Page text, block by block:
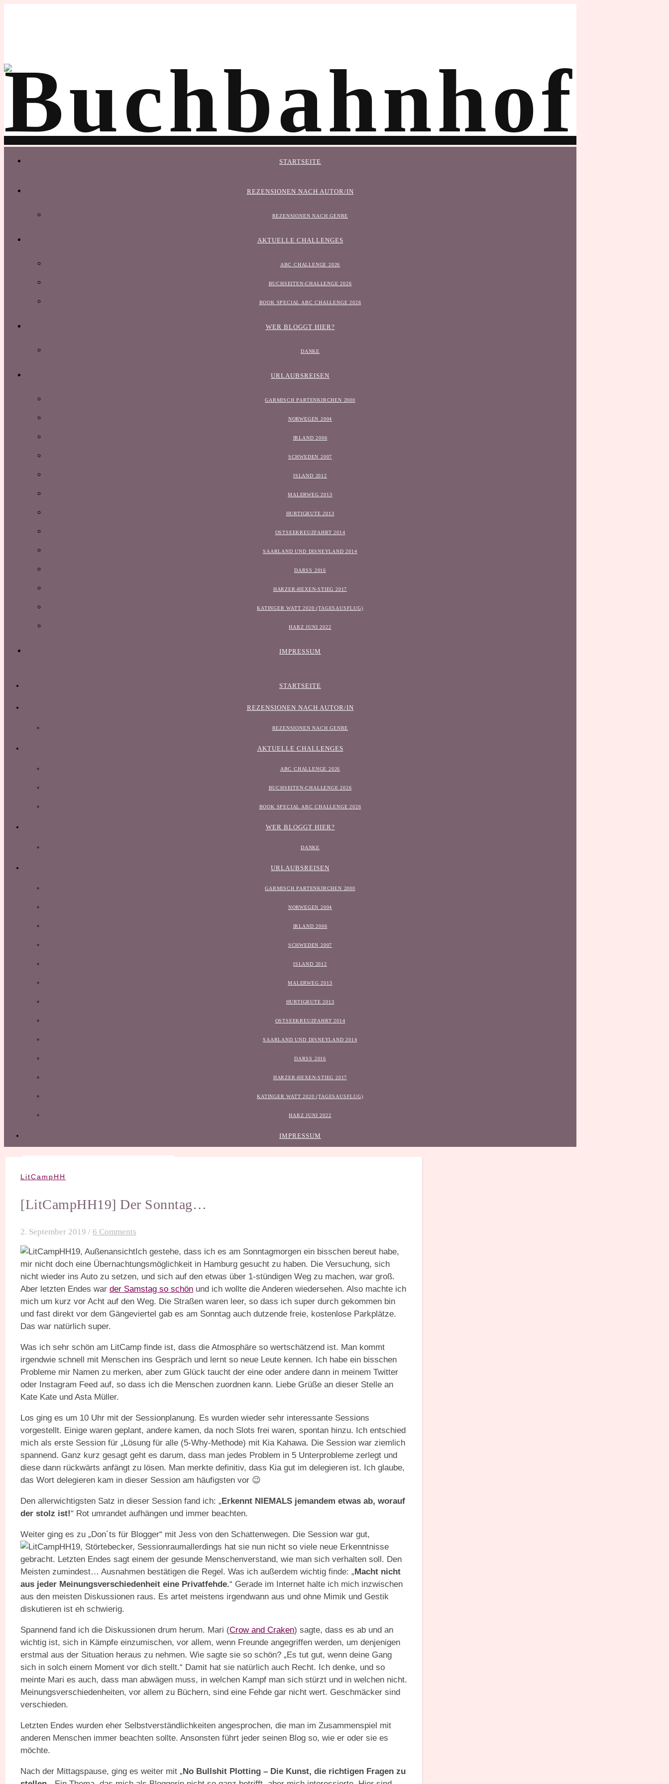
STARTSEITE
REZENSIONEN NACH AUTOR/IN
REZENSIONEN NACH GENRE
AKTUELLE CHALLENGES
ABC CHALLENGE 2026
BUCHSEITEN-CHALLENGE 2026
BOOK SPECIAL ABC CHALLENGE 2026
WER BLOGGT HIER?
DANKE
URLAUBSREISEN
GARMISCH PARTENKIRCHEN 2000
NORWEGEN 2004
IRLAND 2006
SCHWEDEN 2007
ISLAND 2012
MALERWEG 2013
HURTIGRUTE 2013
OSTSEEKREUZFAHRT 2014
SAARLAND UND DISNEYLAND 2014
DARSS 2016
HARZER-HEXEN-STIEG 2017
KATINGER WATT 2020 (TAGESAUSFLUG)
HARZ JUNI 2022
IMPRESSUM
STARTSEITE
REZENSIONEN NACH AUTOR/IN
REZENSIONEN NACH GENRE
AKTUELLE CHALLENGES
ABC CHALLENGE 2026
BUCHSEITEN-CHALLENGE 2026
BOOK SPECIAL ABC CHALLENGE 2026
WER BLOGGT HIER?
DANKE
URLAUBSREISEN
GARMISCH PARTENKIRCHEN 2000
NORWEGEN 2004
IRLAND 2006
SCHWEDEN 2007
ISLAND 2012
MALERWEG 2013
HURTIGRUTE 2013
OSTSEEKREUZFAHRT 2014
SAARLAND UND DISNEYLAND 2014
DARSS 2016
HARZER-HEXEN-STIEG 2017
KATINGER WATT 2020 (TAGESAUSFLUG)
HARZ JUNI 2022
IMPRESSUM
LitCampHH
[LitCampHH19] Der Sonntag…
2. September 2019 / 6 Comments
Ich gestehe, dass ich es am Sonntagmorgen ein bisschen bereut habe,
mir nicht doch eine Übernachtungsmöglichkeit in Hamburg gesucht zu haben. Die Versuchung, sich
nicht wieder ins Auto zu setzen, und sich auf den etwas über 1-stündigen Weg zu machen, war groß.
Aber letzten Endes war der Samstag so schön und ich wollte die Anderen wiedersehen. Also machte ich
mich um kurz vor Acht auf den Weg. Die Straßen waren leer, so dass ich super durch gekommen bin
und fast direkt vor dem Gängeviertel gab es am Sonntag auch dutzende freie, kostenlose Parkplätze.
Das war natürlich super.
Was ich sehr schön am LitCamp finde ist, dass die Atmosphäre so wertschätzend ist. Man kommt
irgendwie schnell mit Menschen ins Gespräch und lernt so neue Leute kennen. Ich habe ein bisschen
Probleme mir Namen zu merken, aber zum Glück taucht der eine oder andere dann in meinem Twitter
oder Instagram Feed auf, so dass ich die Menschen zuordnen kann. Liebe Grüße an dieser Stelle an
Kate Kate und Asta Müller.
Los ging es um 10 Uhr mit der Sessionplanung. Es wurden wieder sehr interessante Sessions
vorgestellt. Einige waren geplant, andere kamen, da noch Slots frei waren, spontan hinzu. Ich entschied
mich als erste Session für „Lösung für alle (5-Why-Methode) mit Kia Kahawa. Die Session war ziemlich
spannend. Ganz kurz gesagt geht es darum, dass man jedes Problem in 5 Unterprobleme zerlegt und
diese dann rückwärts anfängt zu lösen. Man merkte definitiv, dass Kia gut im delegieren ist. Ich glaube,
das Wort delegieren kam in dieser Session am häufigsten vor 😉
Den allerwichtigsten Satz in dieser Session fand ich: „ Erkennt NIEMALS jemandem etwas ab, worauf
der stolz ist!“ Rot umrandet aufhängen und immer beachten.
Weiter ging es zu „Don´ts für Blogger“ mit Jess von den Schattenwegen. Die Session war gut,
allerdings hat sie nun nicht so viele neue Erkenntnisse
gebracht. Letzten Endes sagt einem der gesunde Menschenverstand, wie man sich verhalten soll. Den
Meisten zumindest… Ausnahmen bestätigen die Regel. Was ich außerdem wichtig finde: „ Macht nicht
aus jeder Meinungsverschiedenheit eine Privatfehde.“ Gerade im Internet halte ich mich inzwischen
aus den meisten Diskussionen raus. Es artet meistens irgendwann aus und ohne Mimik und Gestik
diskutieren ist eh schwierig.
Spannend fand ich die Diskussionen drum herum. Mari (Crow and Craken) sagte, dass es ab und an
wichtig ist, sich in Kämpfe einzumischen, vor allem, wenn Freunde angegriffen werden, um denjenigen
erstmal aus der Situation heraus zu nehmen. Wie sagte sie so schön? „Es tut gut, wenn deine Gang
sich in solch einem Moment vor dich stellt.“ Damit hat sie natürlich auch Recht. Ich denke, und so
meinte Mari es auch, dass man abwägen muss, in welchen Kampf man sich stürzt und in welchen nicht.
Meinungsverschiedenheiten, vor allem zu Büchern, sind eine Fehde gar nicht wert. Geschmäcker sind
verschieden.
Letzten Endes wurden eher Selbstverständlichkeiten angesprochen, die man im Zusammenspiel mit
anderen Menschen immer beachten sollte. Ansonsten führt jeder seinen Blog so, wie er oder sie es
möchte.
Nach der Mittagspause, ging es weiter mit „ No Bullshit Plotting – Die Kunst, die richtigen Fragen zu